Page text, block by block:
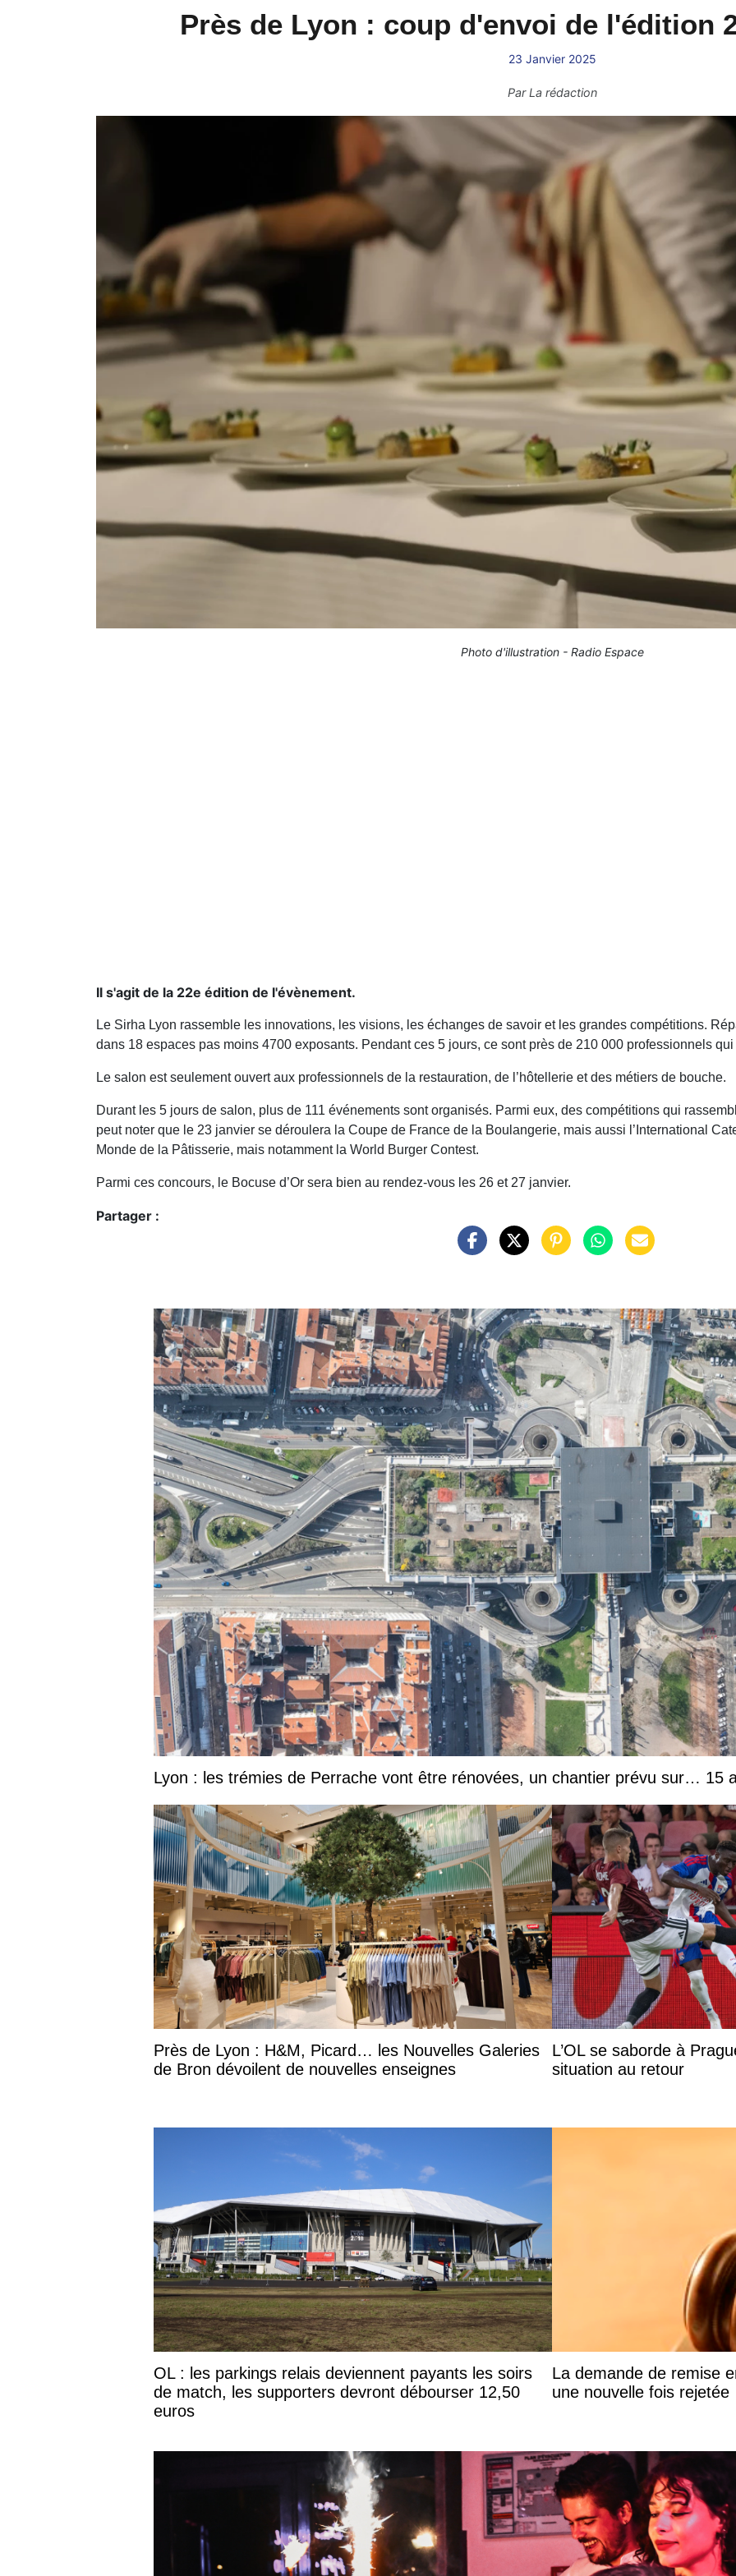
Près de Lyon : coup d'envoi de l'édition
23 Janvier 2025
ParLa rédaction
Photo d'illustration - Radio Espace
Il s'agit de la 22e édition de l'évènement.
Le Sirha Lyon rassemble les innovations, les visions, les échanges de savoir et les grandes compétitions.
dans 18 espaces pas moins 4700 exposants. Pendant ces 5 jours, ce sont près de 210 000 professionnels
Le salon est seulement ouvert aux professionnels de la restauration, de l’hôtellerie et des métiers de bouche.
Durant les 5 jours de salon, plus de 111 événements sont organisés. Parmi eux, des compétitions qui
peut noter que le 23 janvier se déroulera la Coupe de France de la Boulangerie, mais aussi l’International
Monde de la Pâtisserie, mais notamment la World Burger Contest.
Parmi ces concours, le Bocuse d’Or sera bien au rendez-vous les 26 et 27 janvier.
Partager :
Lyon : les trémies de Perrache vont être rénovées, un chantier prévu sur… 15
Près de Lyon : H&M, Picard… les Nouvelles Galeries
de Bron dévoilent de nouvelles enseignes
L’OL se saborde à
situation au retour
OL : les parkings relais deviennent payants les soirs
de match, les supporters devront débourser 12,50
euros
La demande de remise
une nouvelle fois rejetée